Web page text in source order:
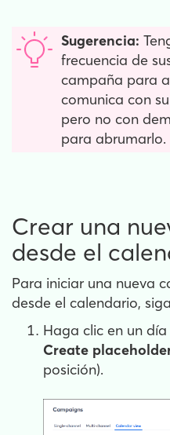
Sugerencia:
frecuencia de
campaña para
comunica con
pero no con
para abrumarlo.
Crear una
desde el
Para iniciar una nueva
desde el calendario,
Haga clic en un
Create
posición).